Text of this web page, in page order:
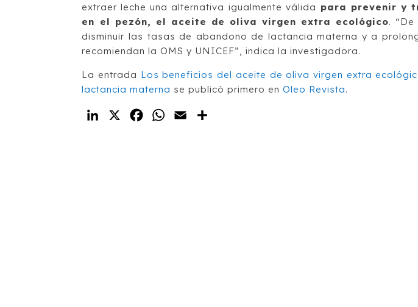
extraer leche una alternativa igualmente válida para prevenir y
en el pezón, el aceite de oliva virgen extra ecológico.
disminuir las tasas de abandono de lactancia materna y a
recomiendan la OMS y UNICEF”, indica la investigadora.
La entrada Los beneficios del aceite de oliva virgen extra
lactancia materna se publicó primero enOleo Revista.
LinkedIn
X FacebookWhatsApp
Email